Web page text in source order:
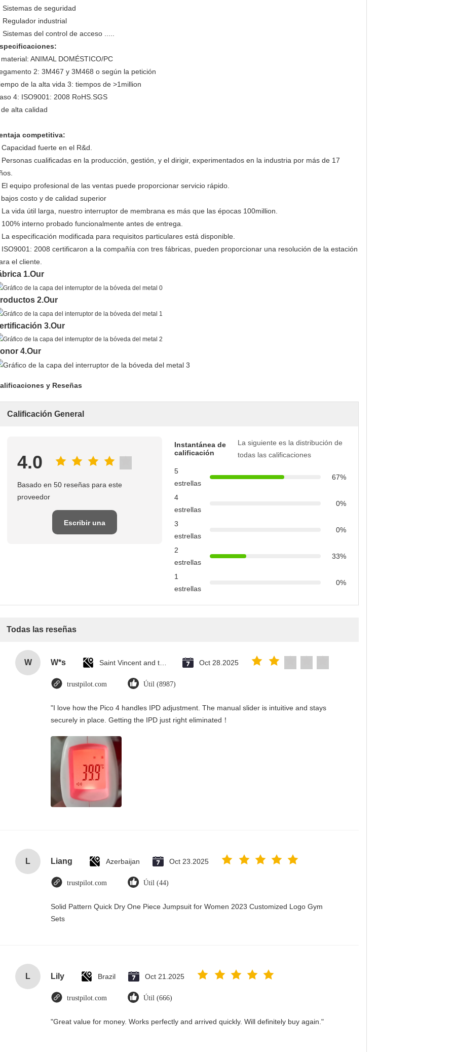
Sistemas de seguridad
Regulador industrial
Sistemas del control de acceso .....
ANIMAL DOMÉSTICO/PC
2: 3M467 y 3M468 o según la petición
de la alta vida 3: tiempos de >1million
4: ISO9001: 2008 RoHS.SGS
alta calidad
competitiva:
Capacidad fuerte en el R&d.
Personas cualificadas en la producción, gestión, y el dirigir, experimentados en la industria por más de 17
El equipo profesional de las ventas puede proporcionar servicio rápido.
costo y de calidad superior
La vida útil larga, nuestro interruptor de membrana es más que las épocas 100million.
100% interno probado funcionalmente antes de entrega.
La especificación modificada para requisitos particulares está disponible.
ISO9001: 2008 certificaron a la compañía con tres fábricas, pueden proporcionar una resolución de la estación
el cliente.
1.Our
2.Our
3.Our
4.Our
y Reseñas
Calificación General
4.0
Basado en 50 reseñas para este
proveedor
Escribir una
Instantánea de
calificación
La siguiente es la distribución de
todas las calificaciones
5
estrellas
67%
4
estrellas
0%
3
estrellas
0%
2
estrellas
33%
1
estrellas
0%
Todas las reseñas
W W*s Oct 28.2025
trustpilot.com Útil (8987)
"I love how the Pico 4 handles IPD adjustment. The manual slider is intuitive and stays
securely in place. Getting the IPD just right eliminated！
L Liang Azerbaijan Oct 23.2025
trustpilot.com Útil (44)
Solid Pattern Quick Dry One Piece Jumpsuit for Women 2023 Customized Logo Gym
Sets
L Lily Brazil Oct 21.2025
trustpilot.com Útil (666)
"Great value for money. Works perfectly and arrived quickly. Will definitely buy again."